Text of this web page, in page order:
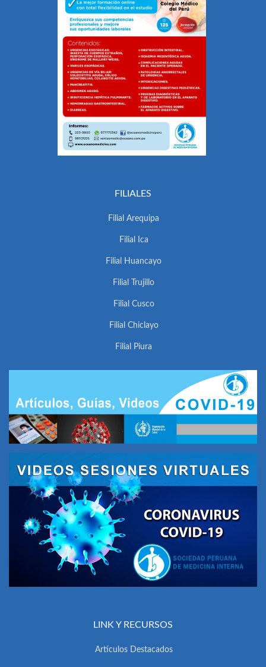
FILIALES
Filial Arequipa
Filial Ica
Filial Huancayo
Filial Trujillo
Filial Cusco
Filial Chiclayo
Filial Piura
LINK Y RECURSOS
Artículos Destacados